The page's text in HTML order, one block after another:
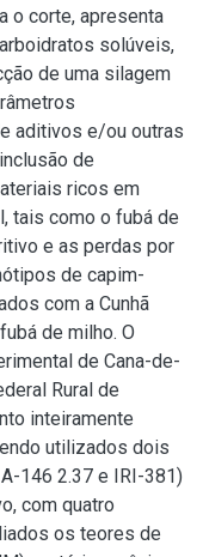
o corte, apresenta
solúveis,
de uma silagem
aditivos e/ou outras
de
ricos em
tais como o fubá de
e as perdas por
de capim-
com a Cunhã
de milho. O
de Cana-de-
Rural de
inteiramente
utilizados dois
146 2.37 e IRI-381)
com quatro
os teores de